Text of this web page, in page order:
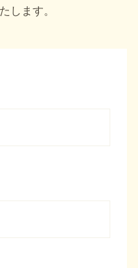
します。